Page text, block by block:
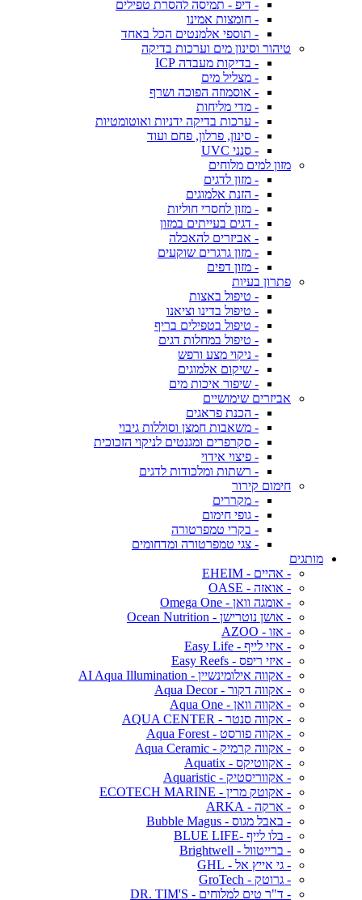
- דיפ - תמיסה להסרת טפילים
- חומצות אמינו
- תוספי אלמנטים הכל באחד
טיהור וסינון מים וערכות בדיקה
- בדיקות מעבדה ICP
- מצליל מים
- אוסמוזה הפוכה ושרף
- מדי מליחות
- ערכות בדיקה ידניות ואוטומטיות
- סינון, פרלון, פחם ועוד
- סנני UVC
מזון למים מלוחים
- מזון לדגים
- הזנת אלמוגים
- מזון לחסרי חוליות
- דגים בעייתים במזון
- אביזרים להאכלה
- מזון גרגרים שוקעים
- מזון דפים
פתרון בעיות
- טיפול באצות
- טיפול בדינו וציאנו
- טיפול בטפילים בריף
- טיפול במחלות דגים
- ניקוי מצע ורפש
- שיקום אלמוגים
- שיפור איכות מים
אביזרים שימושיים
- הכנת פראגים
- משאבות חמצן וסוללות גיבוי
- סקרפרים ומגנטים לניקוי הזכוכית
- פיצוי אידוי
- רשתות ומלכודות לדגים
חימום קירור
- מקררים
- גופי חימום
- בקרי טמפרטורה
- צגי טמפרטורה ומדחומים
מותגים
- אהיים - EHEIM
- אואזה - OASE
- אומגה וואן - Omega One
- אושן נוטרישן - Ocean Nutrition
- אזו - AZOO
- איזי לייף - Easy Life
- איזי ריפס - Easy Reefs
- אקווה אילומינשיין - AI Aqua Illumination
- אקווה דקור - Aqua Decor
- אקווה וואן - Aqua One
- אקווה סנטר - AQUA CENTER
- אקווה פורסט - Aqua Forest
- אקווה קרמיק - Aqua Ceramic
- אקווטיקס - Aquatix
- אקווריסטיק - Aquaristic
- אקוטק מרין - ECOTECH MARINE
- ארקה - ARKA
- באבל מגוס - Bubble Magus
- בלו לייף -BLUE LIFE
- ברייטוול - Brightwell
- גי אייץ אל - GHL
- גרוטק - GroTech
- ד"ר טים למלוחים - DR. TIM'S